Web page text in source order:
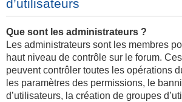
d’utilisateurs
Que sont les administrateurs ?
Les administrateurs sont les membres
haut niveau de contrôle sur le forum.
peuvent contrôler toutes les opérations
les paramètres des permissions, le
d’utilisateurs, la création de groupes